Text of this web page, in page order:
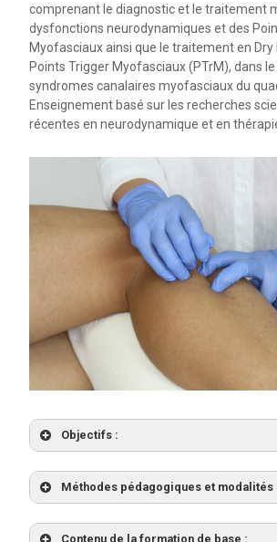
comprenant le diagnostic et le traitement
dysfonctions neurodynamiques et des
Myofasciaux ainsi que le traitement en Dry
Points Trigger Myofasciaux (PTrM), dans
syndromes canalaires myofasciaux du
Enseignement basé sur les recherches
récentes en neurodynamique et en
Objectifs :
Méthodes pédagogiques et modalités
Contenu de la formation de base :